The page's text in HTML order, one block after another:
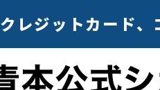
クレジットカード